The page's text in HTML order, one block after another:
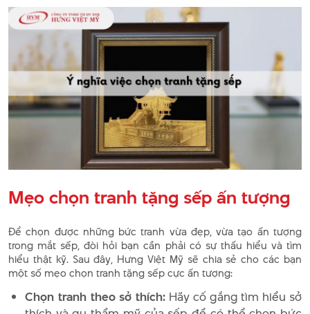
Mẹo chọn tranh tặng sếp ấn tượng
Để chọn được những bức tranh vừa đẹp, vừa tạo ấn tượng
trong mắt sếp, đòi hỏi bạn cần phải có sự thấu hiểu và tìm
hiểu thật kỹ. Sau đây, Hưng Việt Mỹ sẽ chia sẻ cho các bạn
một số mẹo chọn tranh tặng sếp cực ấn tượng:
Chọn tranh theo sở thích: Hãy cố gắng tìm hiểu sở